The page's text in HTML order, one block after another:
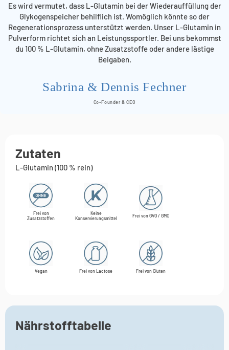
Es wird vermutet, dass L-Glutamin bei der Wiederauffüllung der
Glykogenspeicher behilflich ist. Womöglich könnte so der
Regenerationsprozess unterstützt werden. Unser L-Glutamin in
Pulverform richtet sich an Leistungssportler. Bei uns bekommst
du 100 % L-Glutamin, ohne Zusatzstoffe oder andere lästige
Beigaben.
Sabrina & Dennis Fechner
Co-Founder & CEO
Zutaten
L-Glutamin (100 % rein)
Frei von
Zusatzstoffen
Keine
Konservierungsmittel
Frei von GVO / GMO
Vegan Frei von Lactose Frei von Gluten
Nährstofftabelle